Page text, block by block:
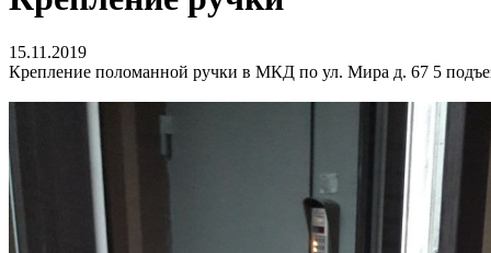
15.11.2019
Крепление поломанной ручки в МКД по ул. Мира д. 67 5